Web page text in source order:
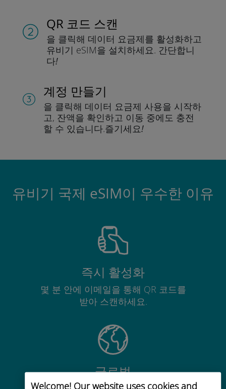
Welcome! Our website uses cookies and
QR 코드 스캔
을 클릭해 데이터 요금제를 활성화하고
유비기 eSIM을 설치하세요. 간단합니
다!
계정 만들기
을 클릭해 데이터 요금제 사용을 시작하
고, 잔액을 확인하고 이동 중에도 충전
할 수 있습니다.즐기세요!
유비기 국제 eSIM이 우수한 이유
즉시 활성화
몇 분 안에 이메일을 통해 QR 코드를
받아 스캔하세요.
글로벌